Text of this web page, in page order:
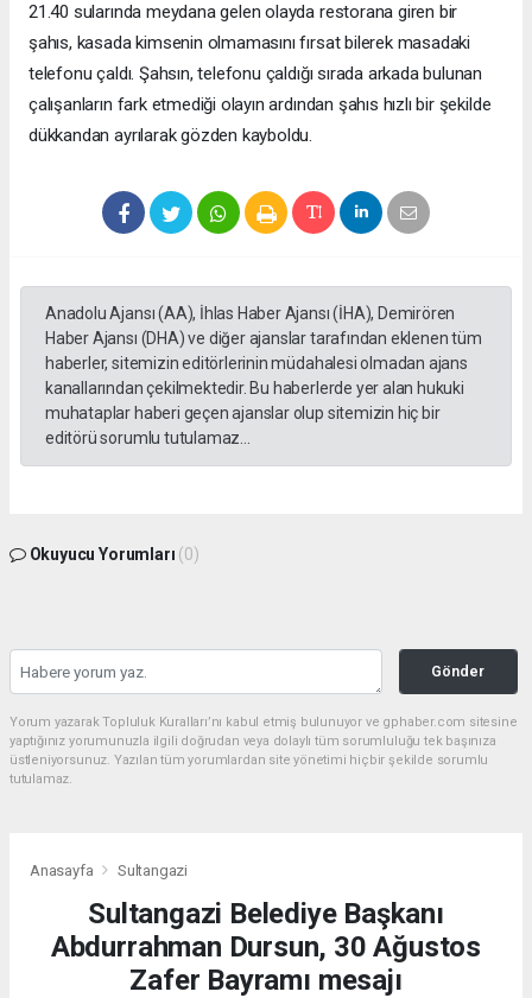
21.40 sularında meydana gelen olayda restorana giren bir
şahıs, kasada kimsenin olmamasını fırsat bilerek masadaki
telefonu çaldı. Şahsın, telefonu çaldığı sırada arkada bulunan
çalışanların fark etmediği olayın ardından şahıs hızlı bir şekilde
dükkandan ayrılarak gözden kayboldu.
Anadolu Ajansı (AA), İhlas Haber Ajansı (İHA), Demirören
Haber Ajansı (DHA) ve diğer ajanslar tarafından eklenen tüm
haberler, sitemizin editörlerinin müdahalesi olmadan ajans
kanallarından çekilmektedir. Bu haberlerde yer alan hukuki
muhataplar haberi geçen ajanslar olup sitemizin hiç bir
editörü sorumlu tutulamaz...
Okuyucu Yorumları (0)
Gönder
Yorum yazarak Topluluk Kuralları’nı kabul etmiş bulunuyor ve gphaber.com sitesine
yaptığınız yorumunuzla ilgili doğrudan veya dolaylı tüm sorumluluğu tek başınıza
üstleniyorsunuz. Yazılan tüm yorumlardan site yönetimi hiçbir şekilde sorumlu
tutulamaz.
Anasayfa Sultangazi
Sultangazi Belediye Başkanı
Abdurrahman Dursun, 30 Ağustos
Zafer Bayramı mesajı